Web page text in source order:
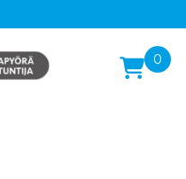
0